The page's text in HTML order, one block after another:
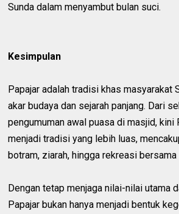
Sunda dalam menyambut bulan suci.
Kesimpulan
Papajar adalah tradisi khas masyarakat
akar budaya dan sejarah panjang. Dari
pengumuman awal puasa di masjid, kini
menjadi tradisi yang lebih luas,
botram, ziarah, hingga rekreasi bersama
Dengan tetap menjaga nilai-nilai utama
Papajar bukan hanya menjadi bentuk